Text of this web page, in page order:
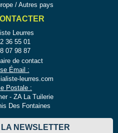
/ Autres pays
Leurres
36 55 01
07 98 87
de contact
Émail :
leurres.com
Postale :
- ZA La Tuilerie
Des Fontaines
NEWSLETTER